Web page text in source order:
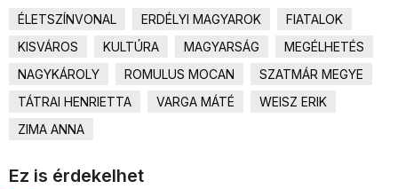
ÉLETSZÍNVONAL ERDÉLYI MAGYAROK
FIATALOK
KISVÁROS
KULTÚRA MAGYARSÁG
MEGÉLHETÉS
NAGYKÁROLY
ROMULUS MOCAN
SZATMÁR MEGYE
TÁTRAI HENRIETTA
VARGA MÁTÉ
WEISZ ERIK
ZIMA ANNA
Ez is érdekelhet